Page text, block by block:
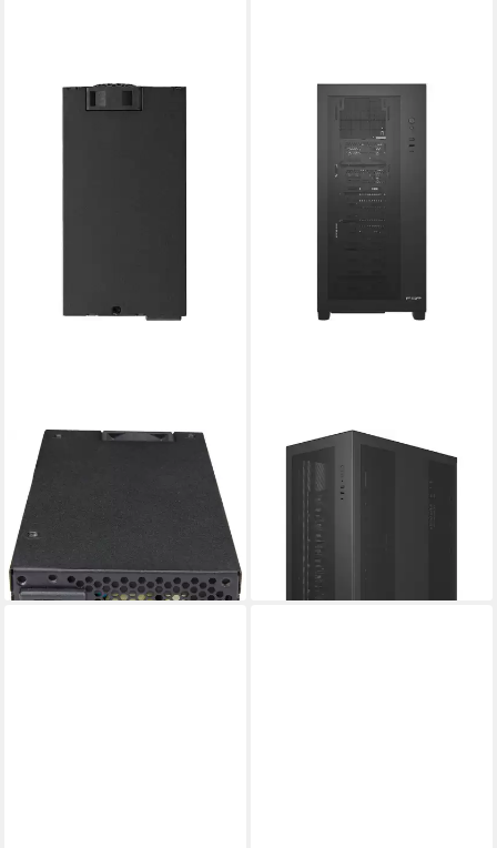
FORTRON
FSP FlexGURU PRO 500W,
PC-Netzteil, (2x PCIe, PC-
Netzteil (80 PLUS Gold)
lieferbar - in 4-5 Werktagen bei dir
PC-Gehäuse FSP U500, Big-
Tower-Gehäuse
179,49 €
lieferbar - in 4-5 Werktagen bei dir